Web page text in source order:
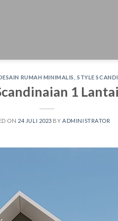
RUMAH MINIMALIS ,STYLE
1
ON 24 JULI 2023 BY ADMINISTRATOR